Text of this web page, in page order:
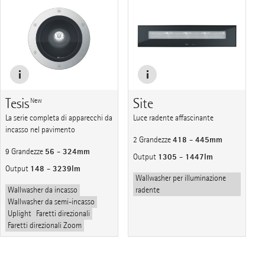
TesisNew
La serie completa di apparecchi da
incasso nel pavimento
9 Grandezze 56 - 324mm
Output 148 - 3239lm
Wallwasher da incasso
Wallwasher da semi-incasso
Uplight Faretti direzionali
Faretti direzionali Zoom
Site
Luce radente affascinante
2 Grandezze418 - 445mm
Output 1305 - 1447lm
Wallwasher per illuminazione
radente